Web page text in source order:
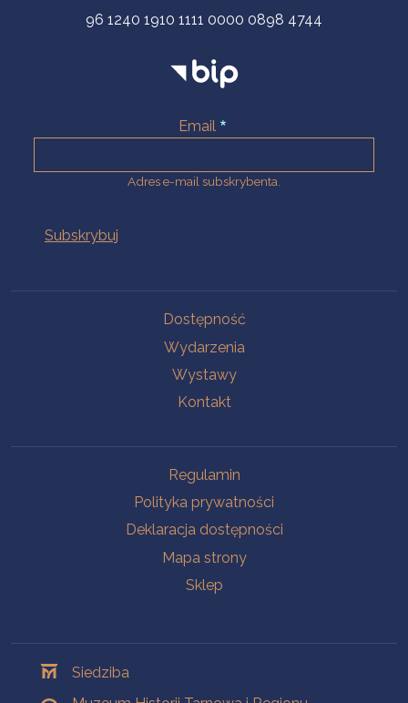
96 1240 1910 1111 0000 0898 4744
Email
Adres e-mail subskrybenta.
Dostępność
Wydarzenia
Wystawy
Kontakt
Regulamin
Polityka prywatności
Deklaracja dostępności
Mapa strony
Sklep
Siedziba